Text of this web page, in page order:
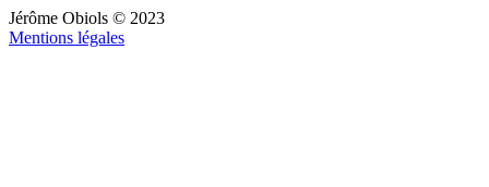
Jérôme Obiols © 2023
Mentions légales